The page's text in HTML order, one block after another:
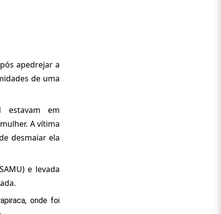
apedrejar a
de uma
estavam em
A vítima
desmaiar ela
e levada
onde foi